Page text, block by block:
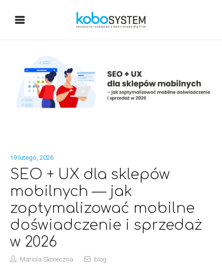
19 lutego, 2026
SEO + UX dla sklepów
mobilnych — jak
zoptymalizować mobilne
doświadczenie i sprzedaż
w 2026
Mariola Skoneczna
blog